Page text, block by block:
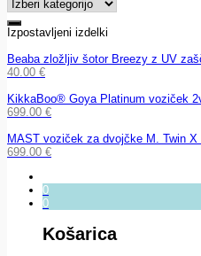
Izpostavljeni izdelki
Beaba zložljiv šotor Breezy z UV
40.00 €
KikkaBoo® Goya Platinum voziček
699.00 €
MAST voziček za dvojčke M. Twin X
699.00 €
0
0
Košarica